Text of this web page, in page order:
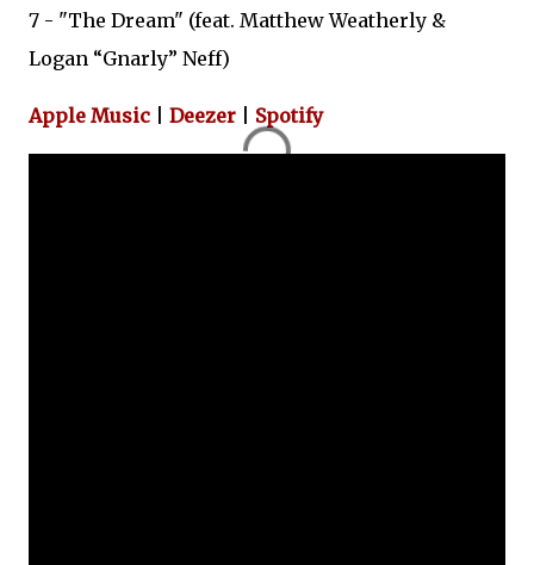
7 - "The Dream" (feat. Matthew Weatherly &
Logan “Gnarly” Neff)
Apple Music Deezer Spotify